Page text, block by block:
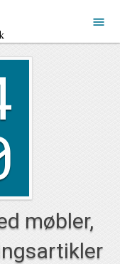
menu
møbler,